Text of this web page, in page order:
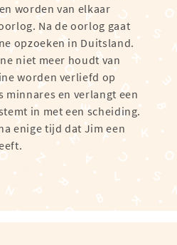
worden van elkaar
Na de oorlog gaat
opzoeken in Duitsland.
niet meer houdt van
worden verliefd op
minnares en verlangt een
in met een scheiding.
enige tijd dat Jim een